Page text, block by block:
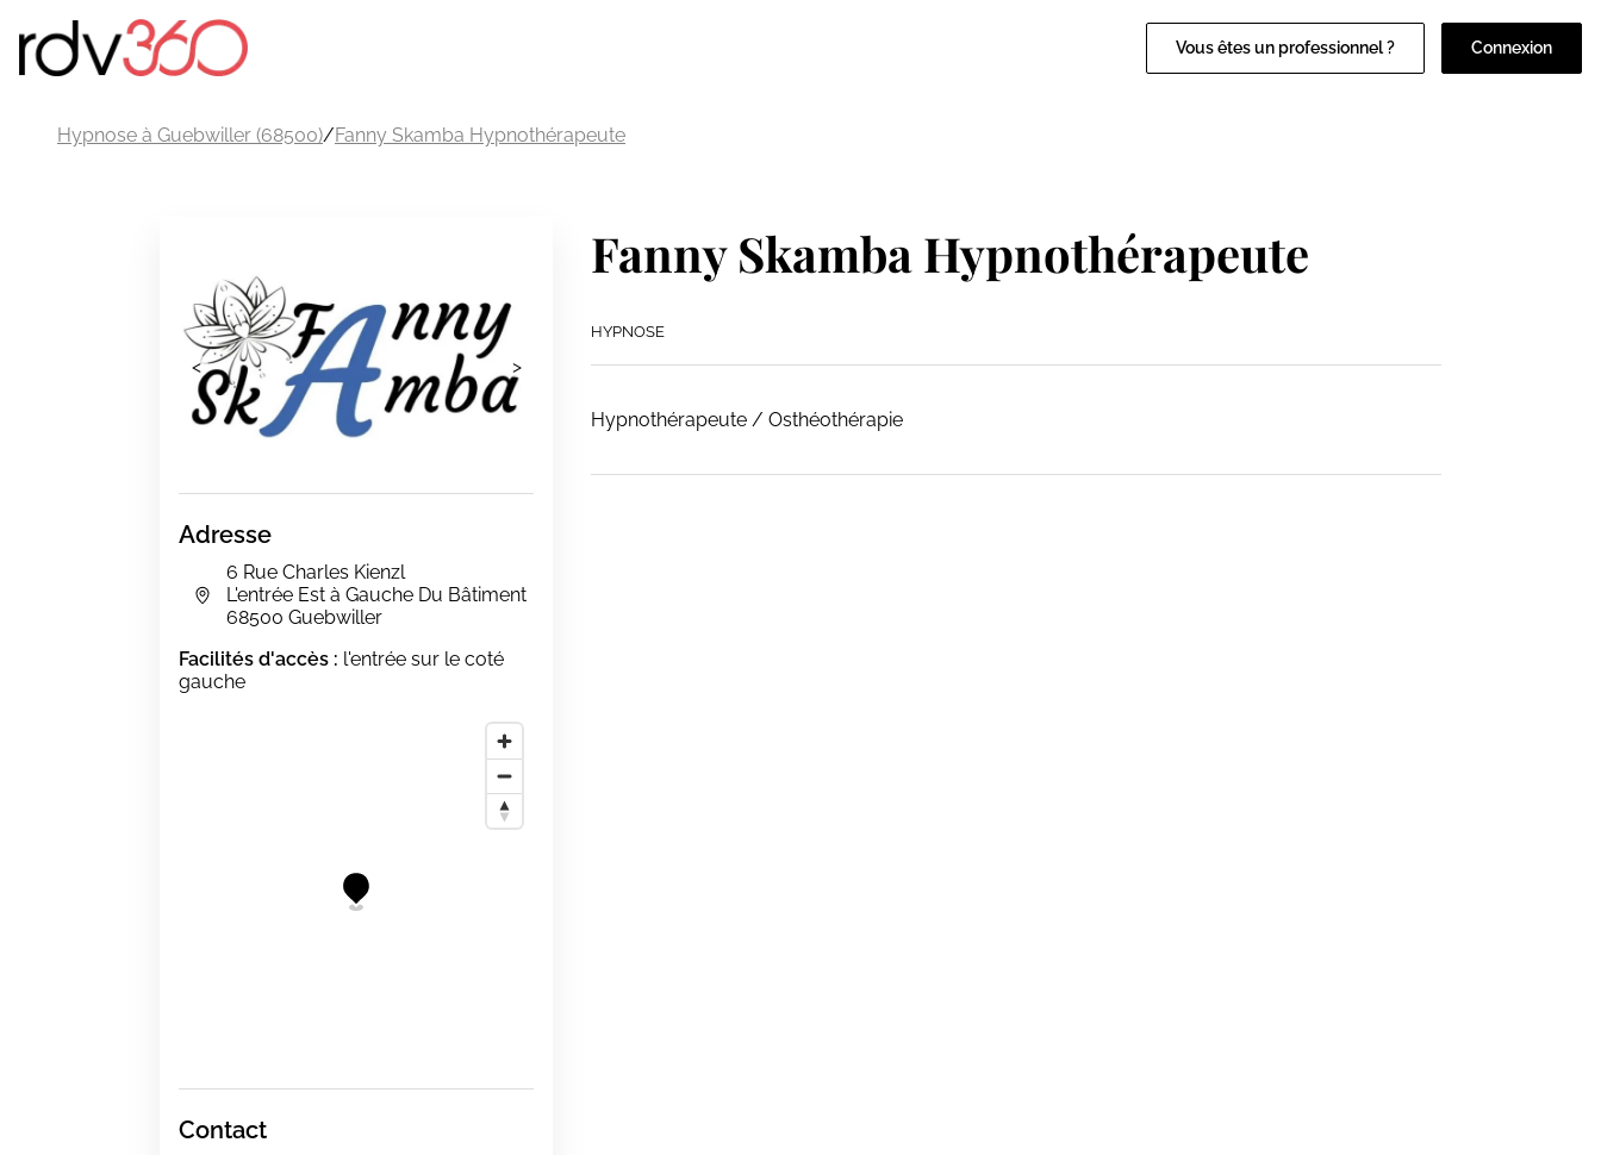
Vous êtes un professionnel ? Connexion
Hypnose à Guebwiller (68500)/Fanny Skamba Hypnothérapeute
< >
Adresse
6 Rue Charles Kienzl
L'entrée Est à Gauche Du Bâtiment
68500 Guebwiller
Facilités d'accès : l'entrée sur le coté
gauche
Contact
Fanny Skamba Hypnothérapeute
HYPNOSE
Hypnothérapeute / Osthéothérapie